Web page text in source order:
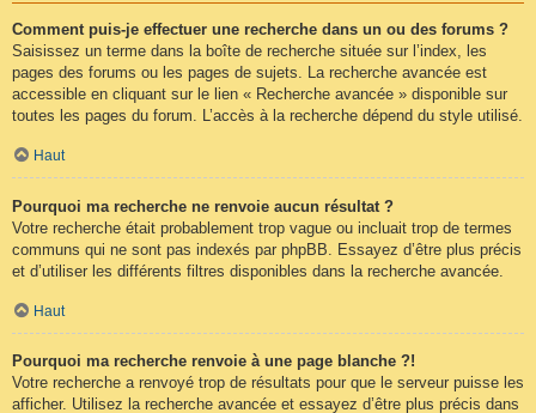
Comment puis-je effectuer une recherche dans un ou des forums ?
Saisissez un terme dans la boîte de recherche située sur l’index, les
pages des forums ou les pages de sujets. La recherche avancée est
accessible en cliquant sur le lien « Recherche avancée » disponible sur
toutes les pages du forum. L’accès à la recherche dépend du style utilisé.
Haut
Pourquoi ma recherche ne renvoie aucun résultat ?
Votre recherche était probablement trop vague ou incluait trop de termes
communs qui ne sont pas indexés par phpBB. Essayez d’être plus précis
et d’utiliser les différents filtres disponibles dans la recherche avancée.
Haut
Pourquoi ma recherche renvoie à une page blanche ?!
Votre recherche a renvoyé trop de résultats pour que le serveur puisse les
afficher. Utilisez la recherche avancée et essayez d’être plus précis dans